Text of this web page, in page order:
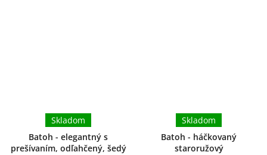
Batoh - elegantný s
prešívaním, odľahčený, šedý
Skladom
Batoh - háčkovaný
staroružový
Skladom